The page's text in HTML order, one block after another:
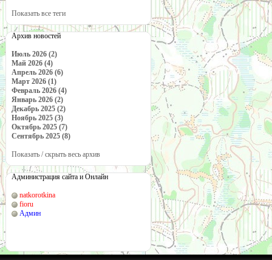
Показать все теги
Архив новостей
Июль 2026 (2)
Май 2026 (4)
Апрель 2026 (6)
Март 2026 (1)
Февраль 2026 (4)
Январь 2026 (2)
Декабрь 2025 (2)
Ноябрь 2025 (3)
Октябрь 2025 (7)
Сентябрь 2025 (8)
Показать / скрыть весь архив
Администрация сайта и Онлайн
natkorotkina
fioru
Админ